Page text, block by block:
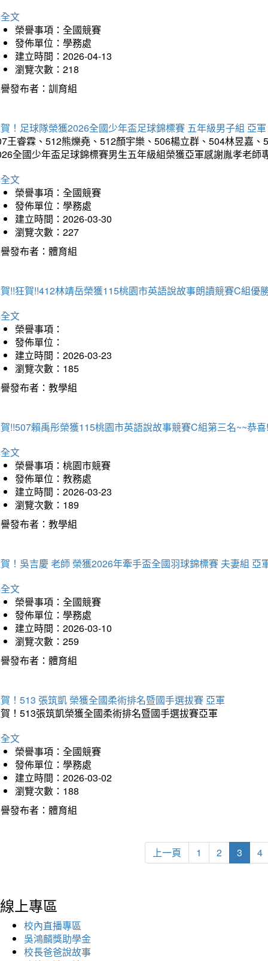
文
榮譽事項：全國競賽
發佈單位：學務處
建立時間：2026-04-13
瀏覽次數：218
發布者：訓育組
！足球隊榮獲2026全國少年盃足球錦標賽 五年級男子組 亞軍
王睿霖、512熊爍堯、512顏宇樂、506楊立群、504林昱嘉
全國少年盃足球錦標賽男生五年級組榮獲亞軍感謝胤孝老師
文
榮譽事項：全國競賽
發佈單位：學務處
建立時間：2026-03-30
瀏覽次數：227
發布者：體育組
!!狂賀!!412林靖岳榮獲115桃園市英語說故事朗讀競賽C組優
文
榮譽事項：
發佈單位：
建立時間：2026-03-23
瀏覽次數：185
發布者：教學組
!!507賴禹彤榮獲115桃園市英語說故事競賽C組第三名~~恭喜
文
榮譽事項：桃園市競賽
發佈單位：教務處
建立時間：2026-03-23
瀏覽次數：189
發布者：教學組
！吳吉慶 老師 榮獲2026年牽手盃全國羽球錦標賽 夫妻組 亞
文
榮譽事項：全國競賽
發佈單位：學務處
建立時間：2026-03-10
瀏覽次數：259
發布者：體育組
！513 張筑凱 榮獲全國柔術排名暨國手選拔賽 亞軍
！513張筑凱榮獲全國柔術排名暨國手選拔賽亞軍
文
榮譽事項：全國競賽
發佈單位：學務處
建立時間：2026-03-02
瀏覽次數：188
發布者：體育組
上一頁 1 2 3 4
線上專區
校內直播專區
吳鴻麟獎助學金
校長爸爸說故事